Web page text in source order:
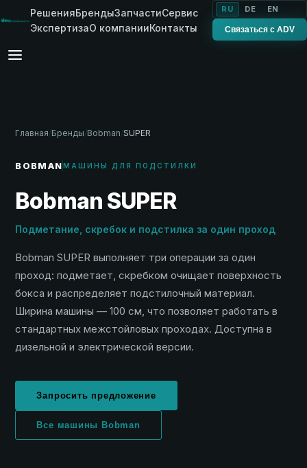
РешенияБрендыЗапчастиСервис
ЭкспертизаО компанииКонтакты
RU DE EN
Связаться с ADV
Главная/Бренды/Bobman/SUPER
BOBMAN МАШИНЫ ДЛЯ ПОДСТИЛКИ
Bobman SUPER
Подметание, скребок и подстилка за один проход
Bobman SUPER выполняет три операции за один
проход: подметает, скребком очищает поверхность
бокса и распределяет подстилочный материал.
Ширина машины — 100 см, что позволяет работать в
стандартных межстойловых проходах. Доступна в
дизельной и электрической версии.
Запросить предложение
Все машины Bobman